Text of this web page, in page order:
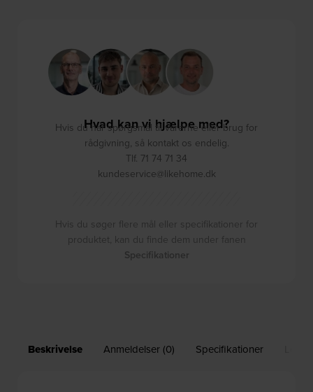
Beskrivelse Anmeldelser (0) Specifikationer
Hvad kan vi hjælpe med?
Hvis du har spørgsmål til varerne eller brug for
rådgivning, så kontakt os endelig.
Tlf. 71 74 71 34
kundeservice@likehome.dk
Hvis du søger flere mål eller specifikationer for
produktet, kan du finde dem under fanen
Specifikationer